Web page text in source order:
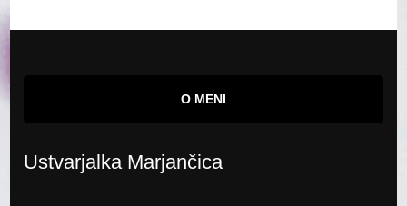
O MENI
Ustvarjalka Marjančica